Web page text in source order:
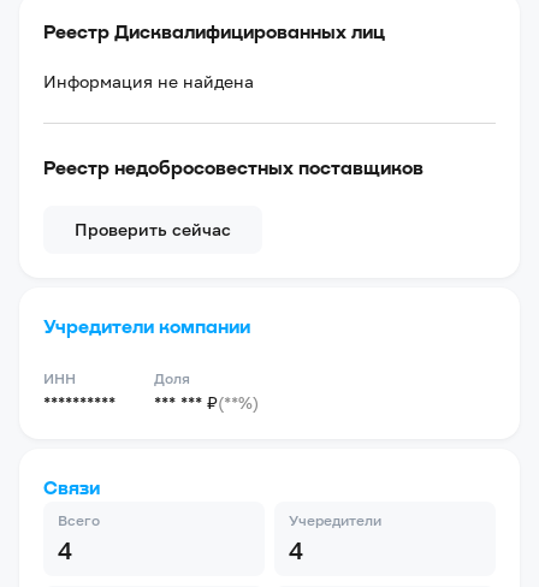
Реестр Дисквалифицированных лиц
Информация не найдена
Реестр недобросовестных поставщиков
Проверить сейчас
Учредители компании
ИНН
**********
Доля
*** *** ₽(**%)
Связи
Всего
4
Учередители
4